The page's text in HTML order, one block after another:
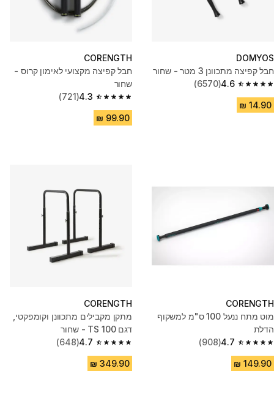
DOMYOS
חבל קפיצה מתכוונן 3 מטר - שחור
4.6
4.6 out of 5 stars from 6570 reviews
(6570)
CORENGTH
חבל קפיצה מקצועי לאימון קרוס -
שחור
4.3
4.3 out of 5 stars from 721 reviews
(721)
CORENGTH
מוט מתח ננעל 100 ס"מ למשקוף
הדלת
4.7
4.7 out of 5 stars from 908 reviews
(908)
CORENGTH
מתקן מקבילים מתכוונן וקומפקטי,
דגם ‎ TS 100- שחור
4.7
4.7 out of 5 stars from 648 reviews
(648)